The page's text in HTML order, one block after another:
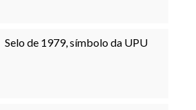
Selo de 1979, símbolo da UPU